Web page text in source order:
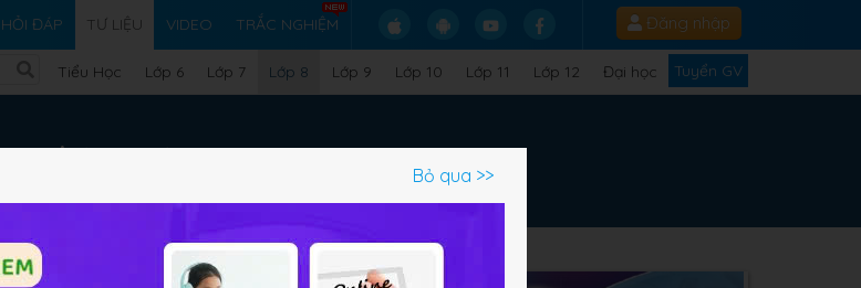
HỎI ĐÁP TƯ LIỆU VIDEO TRẮC NGHIỆM Đăng nhập
Tiểu Học Lớp 6 Lớp 7 Lớp 8 Lớp 9 Lớp 10 Lớp 11 Lớp 12 Đại học Tuyển GV
Tư liệu Lớp 8 Bỏ qua >>